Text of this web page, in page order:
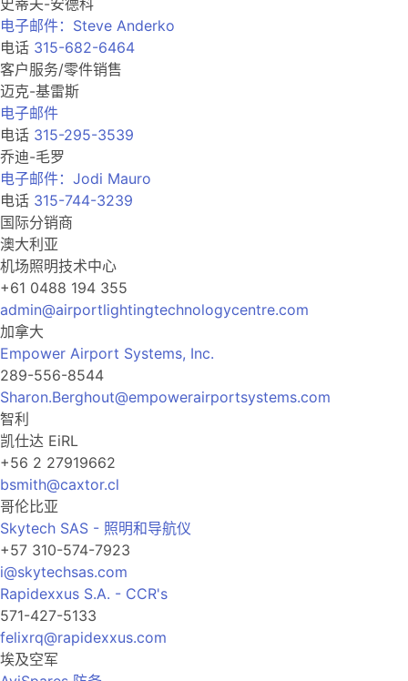
史蒂夫-安德科
电子邮件：Steve Anderko
电话 315-682-6464
客户服务/零件销售
迈克-基雷斯
电子邮件
电话 315-295-3539
乔迪-毛罗
电子邮件：Jodi Mauro
电话 315-744-3239
国际分销商
澳大利亚
机场照明技术中心
+61 0488 194 355
admin@airportlightingtechnologycentre.com
加拿大
Empower Airport Systems, Inc.
289-556-8544
Sharon.Berghout@empowerairportsystems.com
智利
凯仕达 EiRL
+56 2 27919662
bsmith@caxtor.cl
哥伦比亚
Skytech SAS - 照明和导航仪
+57 310-574-7923
i@skytechsas.com
Rapidexxus S.A. - CCR's
571-427-5133
felixrq@rapidexxus.com
埃及空军